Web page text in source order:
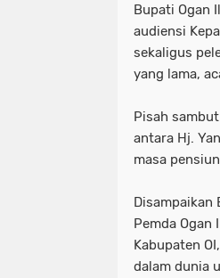
Bupati Ogan
audiensi
sekaligus
yang lama,
Pisah
antara Hj.
masa
Disampaikan
Pemda
Kabupaten
dalam dunia